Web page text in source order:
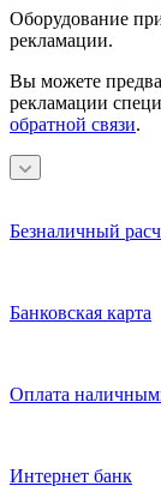
Оборудование
рекламации.
Вы можете
рекламации
обратной связи.
Безналичный
Банковская карта
Оплата
Интернет банк